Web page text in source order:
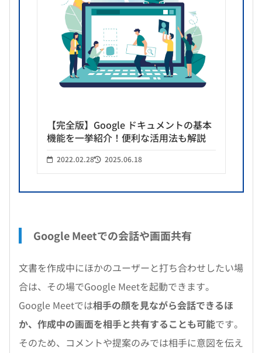
【完全版】Google ドキュメントの基本
機能を一挙紹介！便利な活用法も解説
2022.02.28 2025.06.18
Google Meetでの会話や画面共有
文書を作成中にほかのユーザーと打ち合わせしたい場
合は、その場でGoogle Meetを起動できます。
Google Meetでは相手の顔を見ながら会話できるほ
か、作成中の画面を相手と共有することも可能です。
そのため、コメントや提案のみでは相手に意図を伝え